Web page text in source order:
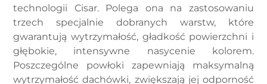
technologii Cisar. Polega ona na zastosowaniu
trzech specjalnie dobranych warstw, które
gwarantują wytrzymałość, gładkość powierzchni i
głębokie, intensywne nasycenie kolorem.
Poszczególne powłoki zapewniają maksymalną
wytrzymałość dachówki, zwiększają jej odporność